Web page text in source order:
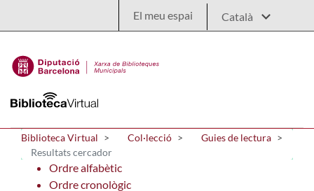
El meu espai
Biblioteca Virtual Col·lecció
Guies de lectura
Resultats cercador
Ordre alfabètic
Ordre cronològic